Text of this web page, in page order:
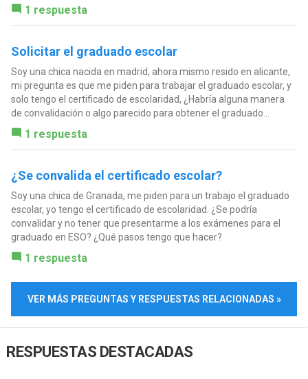
1 respuesta
Solicitar el graduado escolar
Soy una chica nacida en madrid, ahora mismo resido en alicante,
mi pregunta es que me piden para trabajar el graduado escolar, y
solo tengo el certificado de escolaridad, ¿Habría alguna manera
de convalidación o algo parecido para obtener el graduado...
1 respuesta
¿Se convalida el certificado escolar?
Soy una chica de Granada, me piden para un trabajo el graduado
escolar, yo tengo el certificado de escolaridad. ¿Se podría
convalidar y no tener que presentarme a los exámenes para el
graduado en ESO? ¿Qué pasos tengo que hacer?
1 respuesta
VER MÁS PREGUNTAS Y RESPUESTAS RELACIONADAS »
RESPUESTAS DESTACADAS